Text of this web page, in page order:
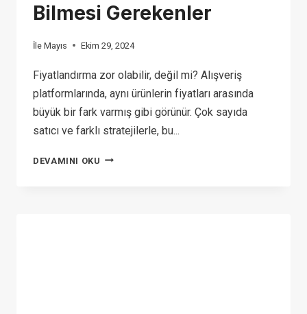
Bilmesi Gerekenler
İle Mayıs Ekim 29, 2024
Fiyatlandırma zor olabilir, değil mi? Alışveriş
platformlarında, aynı ürünlerin fiyatları arasında
büyük bir fark varmış gibi görünür. Çok sayıda
satıcı ve farklı stratejilerle, bu...
DEVAMINI OKU RRP